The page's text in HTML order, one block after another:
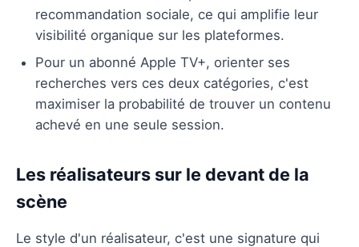
recommandation sociale, ce qui amplifie leur
visibilité organique sur les plateformes.
Pour un abonné Apple TV+, orienter ses
recherches vers ces deux catégories, c'est
maximiser la probabilité de trouver un contenu
achevé en une seule session.
Les réalisateurs sur le devant de la
scène
Le style d'un réalisateur, c'est une signature qui